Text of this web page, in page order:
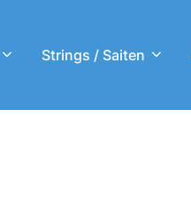
Strings / Saiten